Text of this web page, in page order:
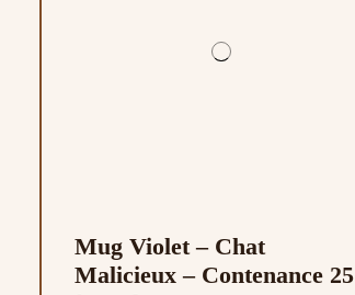
Mug Violet – Chat
Malicieux – Contenance 25